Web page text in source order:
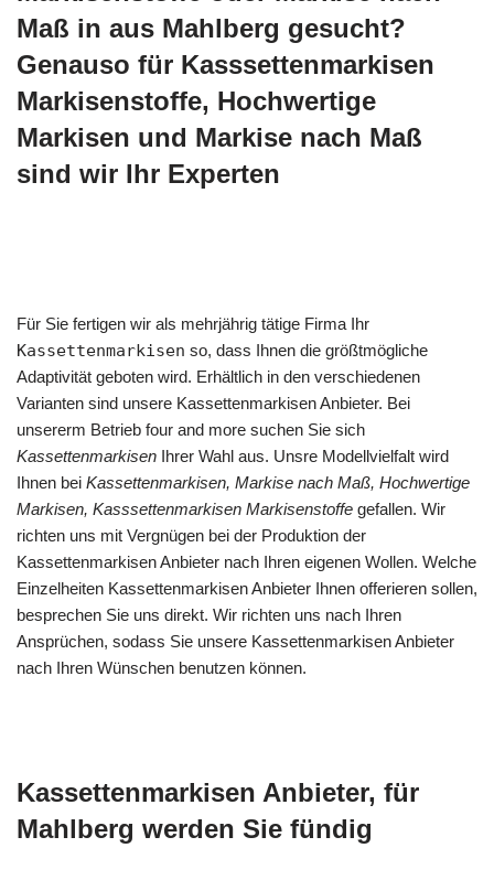
Maß in aus Mahlberg gesucht?
Genauso für Kasssettenmarkisen
Markisenstoffe, Hochwertige
Markisen und Markise nach Maß
sind wir Ihr Experten
Für Sie fertigen wir als mehrjährig tätige Firma Ihr
Kassettenmarkisen so, dass Ihnen die größtmögliche
Adaptivität geboten wird. Erhältlich in den verschiedenen
Varianten sind unsere Kassettenmarkisen Anbieter. Bei
unsererm Betrieb four and more suchen Sie sich
Kassettenmarkisen Ihrer Wahl aus. Unsre Modellvielfalt wird
Ihnen bei Kassettenmarkisen, Markise nach Maß, Hochwertige
Markisen, Kasssettenmarkisen Markisenstoffe gefallen. Wir
richten uns mit Vergnügen bei der Produktion der
Kassettenmarkisen Anbieter nach Ihren eigenen Wollen. Welche
Einzelheiten Kassettenmarkisen Anbieter Ihnen offerieren sollen,
besprechen Sie uns direkt. Wir richten uns nach Ihren
Ansprüchen, sodass Sie unsere Kassettenmarkisen Anbieter
nach Ihren Wünschen benutzen können.
Kassettenmarkisen Anbieter, für
Mahlberg werden Sie fündig